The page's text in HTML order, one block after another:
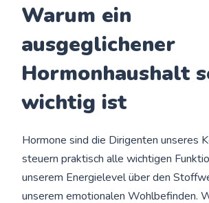
Warum ein
ausgeglichener
Hormonhaushalt
wichtig ist
Hormone sind die Dirigenten unseres
steuern praktisch alle wichtigen
unserem Energielevel über den
unserem emotionalen Wohlbefinden.